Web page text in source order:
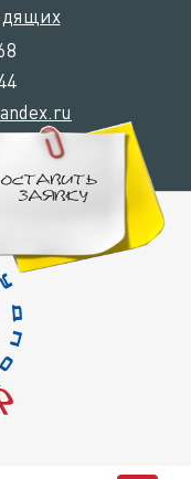
организации